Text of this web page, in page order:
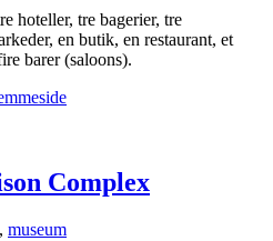
hoteller, tre bagerier, tre
en butik, en restaurant, et
barer (saloons).
Complex
, museum